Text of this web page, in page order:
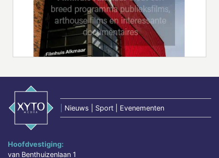
Nieuws | Sport | Evenementen
Hoofdvestiging:
van Benthuizenlaan 1